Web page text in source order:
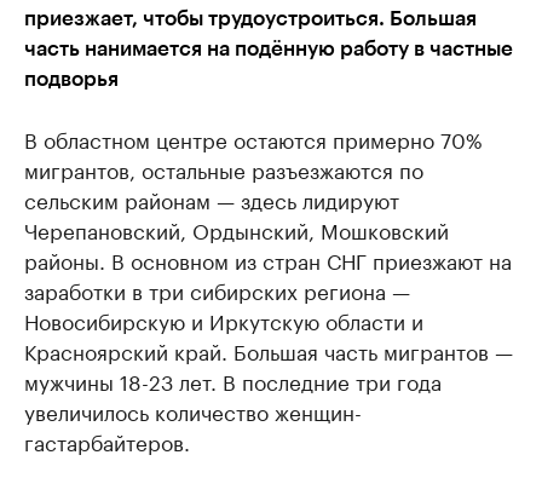
приезжает, чтобы трудоустроиться. Большая
часть нанимается на подённую работу в частные
подворья
В областном центре остаются примерно 70%
мигрантов, остальные разъезжаются по
сельским районам — здесь лидируют
Черепановский, Ордынский, Мошковский
районы. В основном из стран СНГ приезжают на
заработки в три сибирских региона —
Новосибирскую и Иркутскую области и
Красноярский край. Большая часть мигрантов —
мужчины 18-23 лет. В последние три года
увеличилось количество женщин-
гастарбайтеров.